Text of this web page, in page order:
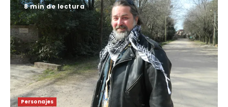
8 min de lectura
Personajes